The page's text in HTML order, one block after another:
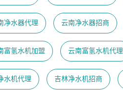
净水器代理 云南净水器招商
富氢水机加盟 云南富氢水机代理
水机代理 吉林净水机招商